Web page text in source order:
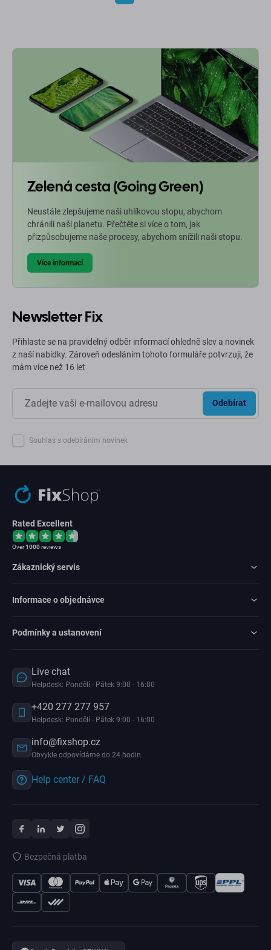
Zelená cesta (Going Green)
Neustále zlepšujeme naši uhlíkovou stopu, abychom
chránili naši planetu. Přečtěte si více o tom, jak
přizpůsobujeme naše procesy, abychom snížili naši stopu.
Více informací
Newsletter Fix
Přihlaste se na pravidelný odběr informací ohledně slev a novinek
z naší nabídky. Zároveň odesláním tohoto formuláře potvrzuji, že
mám více než 16 let
Odebírat
Souhlas s odebíráním novinek
Rated Excellent
Over1000reviews
Zákaznický servis
Informace o objednávce
Podmínky a ustanovení
Live chat
Helpdesk: Pondělí - Pátek 9:00 - 16:00
+420 277 277 957
Helpdesk: Pondělí - Pátek 9:00 - 16:00
info@fixshop.cz
Obvykle odpovídáme do 24 hodin.
Help center / FAQ
Bezpečná platba